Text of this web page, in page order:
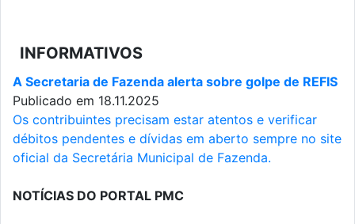
INFORMATIVOS
A Secretaria de Fazenda alerta sobre golpe de REFIS
Publicado em 18.11.2025
Os contribuintes precisam estar atentos e verificar
débitos pendentes e dívidas em aberto sempre no site
oficial da Secretária Municipal de Fazenda.
NOTÍCIAS DO PORTAL PMC